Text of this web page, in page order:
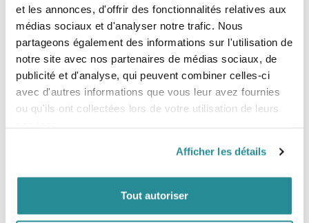
et les annonces, d'offrir des fonctionnalités relatives aux
médias sociaux et d'analyser notre trafic. Nous
partageons également des informations sur l'utilisation de
notre site avec nos partenaires de médias sociaux, de
publicité et d'analyse, qui peuvent combiner celles-ci
avec d'autres informations que vous leur avez fournies
ou qu'ils ont collectées lors de votre utilisation de leurs
Afficher les détails
Tout autoriser
LE SHOP
The Corner Shop Boulogne
28 rue de l'Est
92100 Boulogne-Billancourt
LOCALISER
BESOIN D’UN CONSEIL ?
01 47 31 84 24